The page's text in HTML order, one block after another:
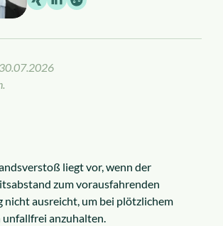
30.07.2026
liegt vor, wenn der
zum vorausfahrenden
nicht ausreicht, um bei plötzlichem
unfallfrei anzuhalten.